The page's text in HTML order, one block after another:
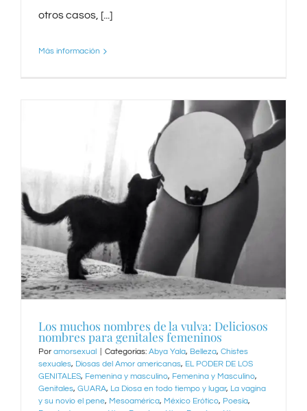
otros casos, [...]
Más información
Los muchos nombres de la vulva: Deliciosos
nombres para genitales femeninos
Por amorsexual Categorías: Abya Yala, Belleza, Chistes
sexuales, Diosas del Amor americanas, EL PODER DE LOS
GENITALES, Femenina y masculino, Femenina y Masculino,
Genitales, GUARA, La Diosa en todo tiempo y lugar, La vagina
y su novio el pene, Mesoamérica, México Erótico, Poesía,